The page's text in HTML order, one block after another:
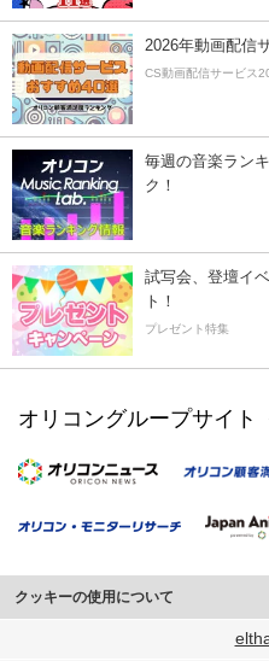
2026年動画配信
CS動画配信サービス
毎週の音楽ラン
ク！
試写会、登壇イ
ト！
プレゼント特集
オリコングループサイト
クッキーの使用について
このサイトでは Cookie を使用して、